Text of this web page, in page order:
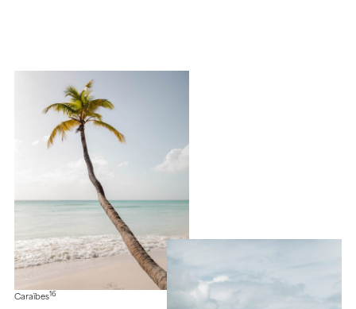
Caraïbes16